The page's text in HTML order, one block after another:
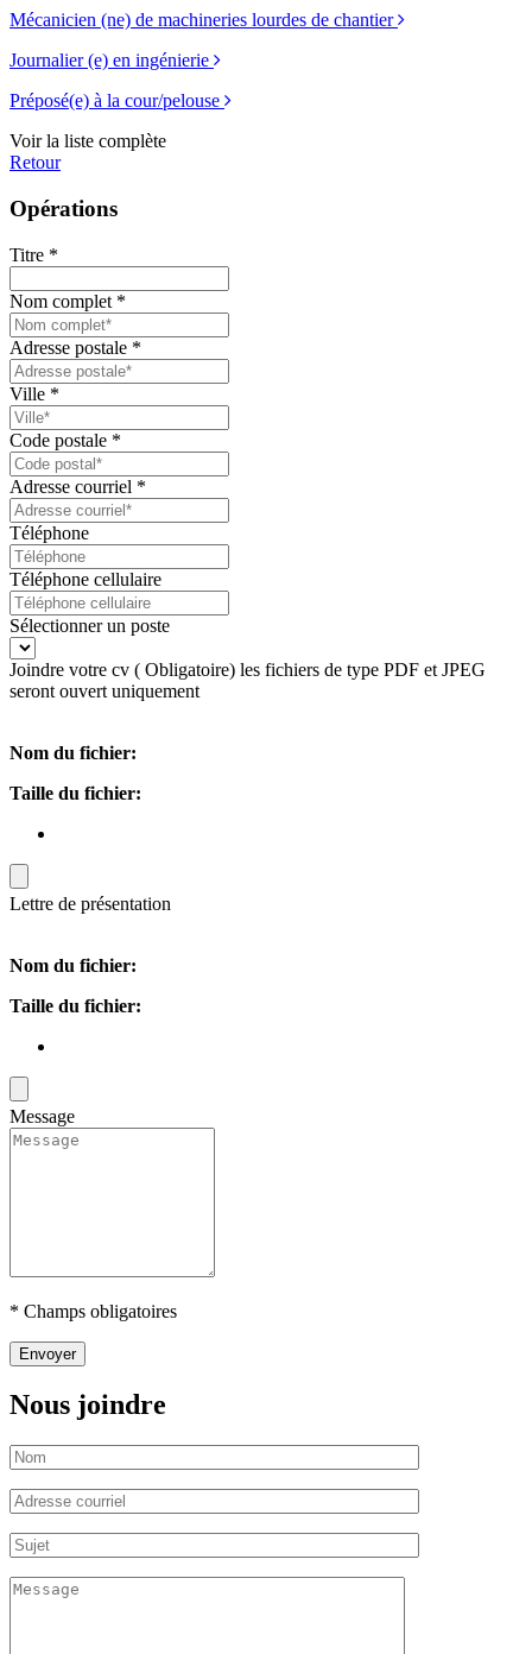
Mécanicien (ne) de machineries lourdes de chantier
Journalier (e) en ingénierie
Préposé(e) à la cour/pelouse
Voir la liste complète
Retour
Opérations
Titre *
Nom complet *
Adresse postale *
Ville *
Code postale *
Adresse courriel *
Téléphone
Téléphone cellulaire
Sélectionner un poste
Joindre votre cv ( Obligatoire) les fichiers de type PDF et JPEG
seront ouvert uniquement
Nom du fichier:
Taille du fichier:
Lettre de présentation
Nom du fichier:
Taille du fichier:
Message
* Champs obligatoires
Nous joindre